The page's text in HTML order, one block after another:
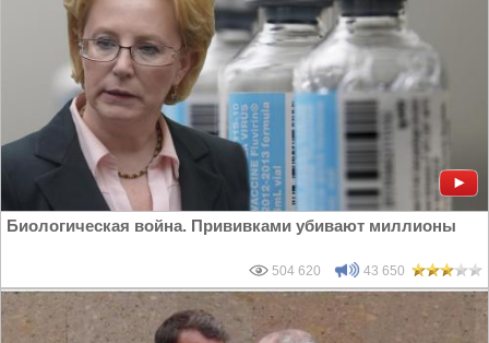
Биологическая война. Прививками убивают миллионы
504 620 43 650